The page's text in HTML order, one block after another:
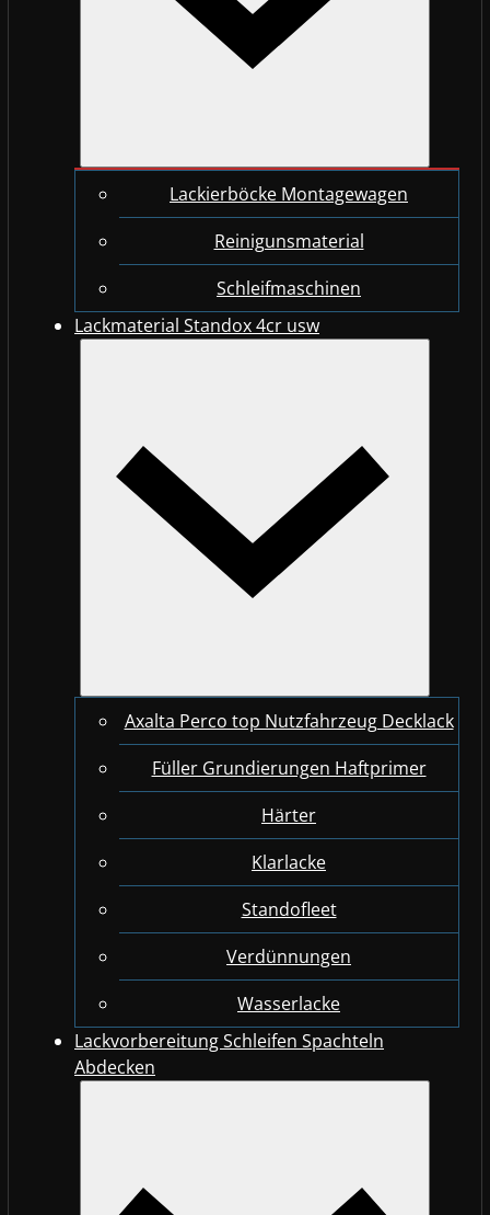
Lackierböcke Montagewagen
Reinigunsmaterial
Schleifmaschinen
Lackmaterial Standox 4cr usw
Axalta Perco top Nutzfahrzeug Decklack
Füller Grundierungen Haftprimer
Härter
Klarlacke
Standofleet
Verdünnungen
Wasserlacke
Lackvorbereitung Schleifen Spachteln
Abdecken